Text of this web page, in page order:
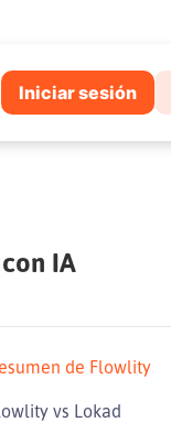
Iniciar sesión
IA
de Flowlity
vs Lokad